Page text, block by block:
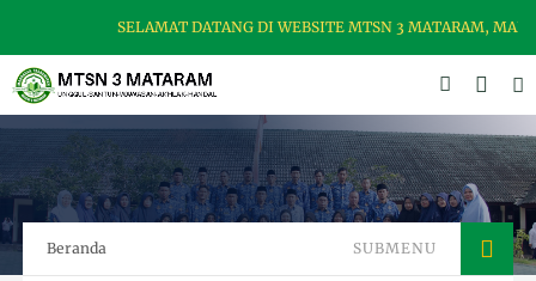
SELAMAT DATANG DI WEBSITE MTSN 3 MATARAM,
Beranda SUBMENU